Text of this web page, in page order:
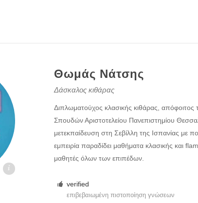
Θωμάς Νάτσης
Δάσκαλος κιθάρας
Διπλωματούχος κλασικής κιθάρας,
Σπουδών Αριστοτελείου Πανεπιστημίου
μετεκπαίδευση στη Σεβίλλη της Ισπανίας με
εμπειρία παραδίδει μαθήματα κλασικής και
μαθητές όλων των επιπέδων.
verified
επιβεβαιωμένη πιστοποίηση γνώσεων